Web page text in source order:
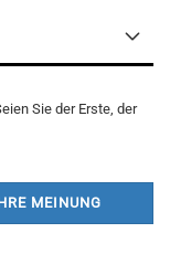
Sie der Erste, der
MEINUNG